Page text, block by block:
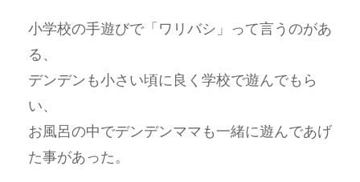
小学校の手遊びで「ワリバシ」って言うのがあ
る、
デンデンも小さい頃に良く学校で遊んでもら
い、
お風呂の中でデンデンママも一緒に遊んであげ
た事があった。